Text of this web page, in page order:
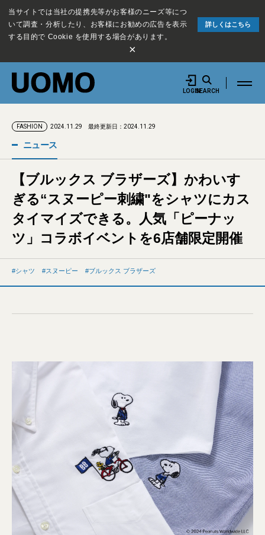
当サイトでは当社の提携先等がお客様のニーズ等につ
いて調査・分析したり、お客様にお勧めの広告を表示
する目的で Cookie を使用する場合があります。
詳しくはこちら
×
LOGINSEARCH
FASHION 2024.11.29 最終更新日：2024.11.29
ニュース
【ブルックス ブラザーズ】かわいす
ぎる“スヌーピー刺繍"をシャツにカス
タイマイズできる。人気「ピーナッ
ツ」コラボイベントを6店舗限定開催
シャツ スヌーピー ブルックス ブラザーズ